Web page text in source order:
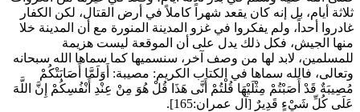
ثلاثة أيام، بل إنه كان يقعد شهراً كاملاً في أرض القتال، لكن الكفار
غادروا أحداً، ولم يفكروا في غزو المدينة المنورة مع أن المدينة خلا
منها الجيش، فكل ذلك يدل على أن الموقعة ليست هزيمة
للمسلمين، لابد لها من وصف آخر، سنسميها كما سماها الله سبحانه
وتعالى، فالله سماها في الكتاب الكريم: مصيبة: أَوَلَمَّا أَصَابَتْكُمْ
مُصِيبَةٌ قَدْ أَصَبْتُمْ مِثْلَيْهَا قُلْتُمْ أَنَّى هَذَا قُلْ هُوَ مِنْ عِنْدِ أَنْفُسِكُمْ إِنَّ اللَّهَ
عَلَى كُلِّ شَيْءٍ قَدِيرٌ [آل عمران:165].